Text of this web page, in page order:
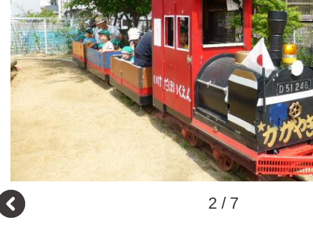
3 / 7